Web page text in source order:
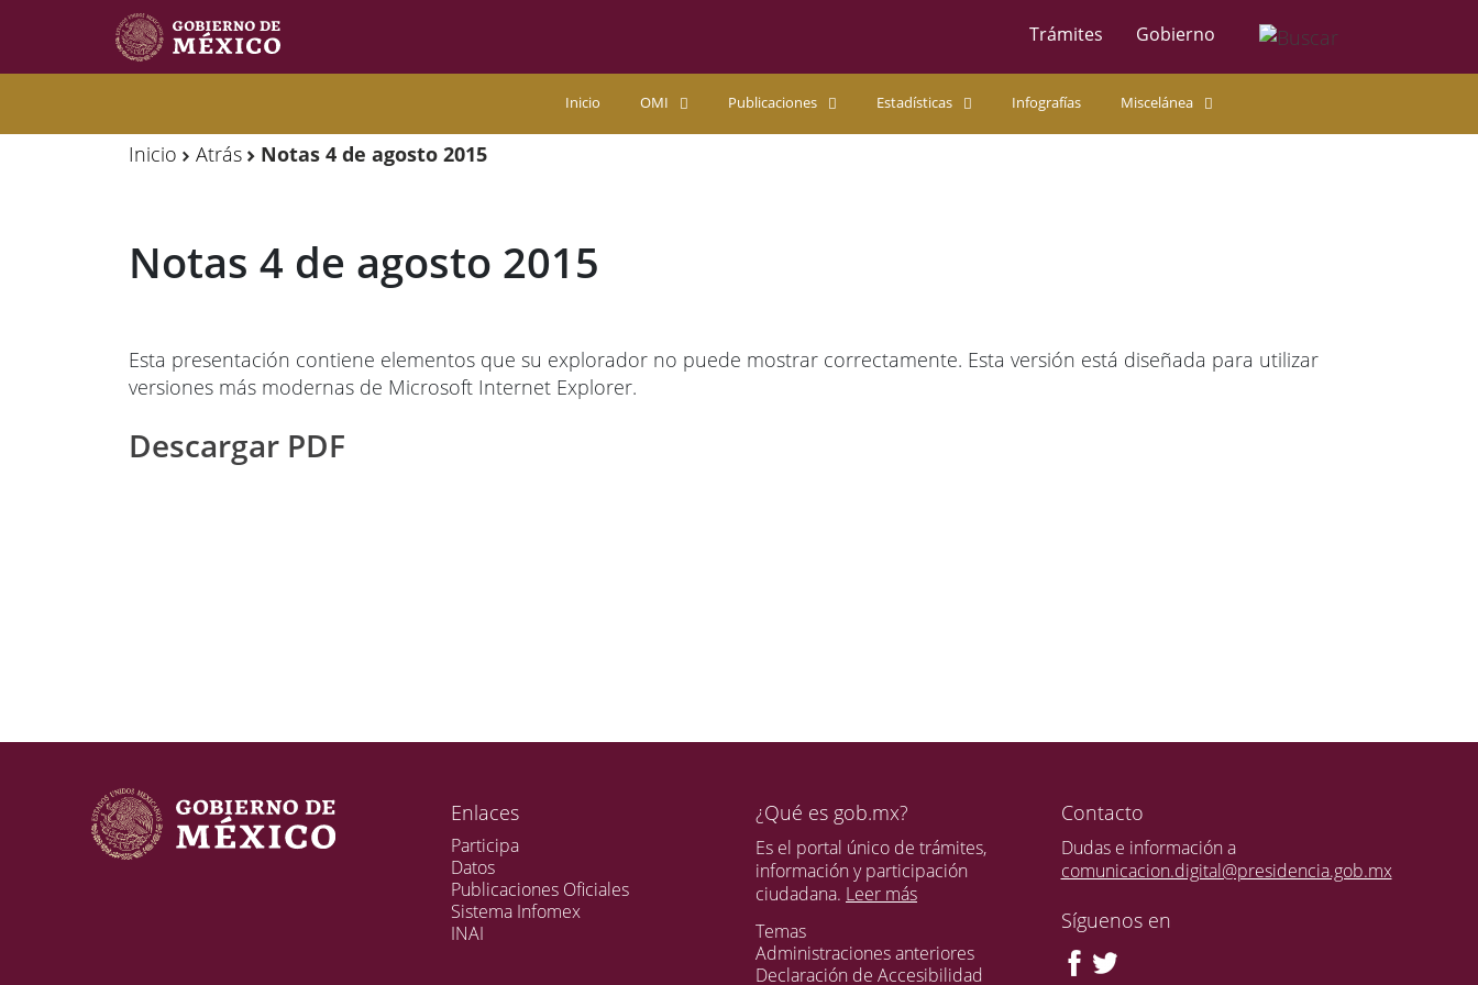
de
Humanas
Trámites Gobierno
de
Humanas
Inicio OMI Publicaciones Estadísticas Infografías Miscelánea
Inicio Atrás Notas 4 de agosto 2015
Notas 4 de agosto 2015
Esta presentación contiene elementos que su explorador no puede mostrar correctamente. Esta versión está diseñada para utilizar
versiones más modernas de Microsoft Internet Explorer.
Descargar PDF
Enlaces
Participa
Datos
Publicaciones Oficiales
Sistema Infomex
INAI
¿Qué es gob.mx?
Es el portal único de trámites,
información y participación
ciudadana. Leer más
Temas
Administraciones anteriores
Declaración de Accesibilidad
Contacto
Dudas e información a
comunicacion.digital@presidencia.gob.mx
Síguenos en